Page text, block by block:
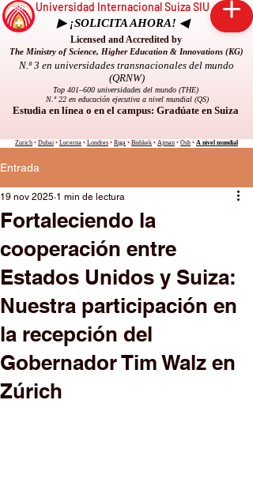
Universidad Internacional Suiza SIU
▶ ¡SOLICITA AHORA! ◀
Licensed and Accredited by
The Ministry of Science, Higher Education & Innovations (KG)
N.º 3 en universidades transnacionales del mundo
(QRNW)
Top 401–600 universidades del mundo (THE)
N.º 22 en educación ejecutiva a nivel mundial (QS)
Estudia en línea o en el campus: Gradúate en Suiza
Zurich • Dubai • Lucerna • Londres • Riga • Bishkek • Ajman • Osh • A nivel mundial
Entrada
Fortaleciendo la
cooperación entre
Estados Unidos y Suiza:
Nuestra participación en
la recepción del
Gobernador Tim Walz en
Zúrich
19 nov 2025 1 min de lectura